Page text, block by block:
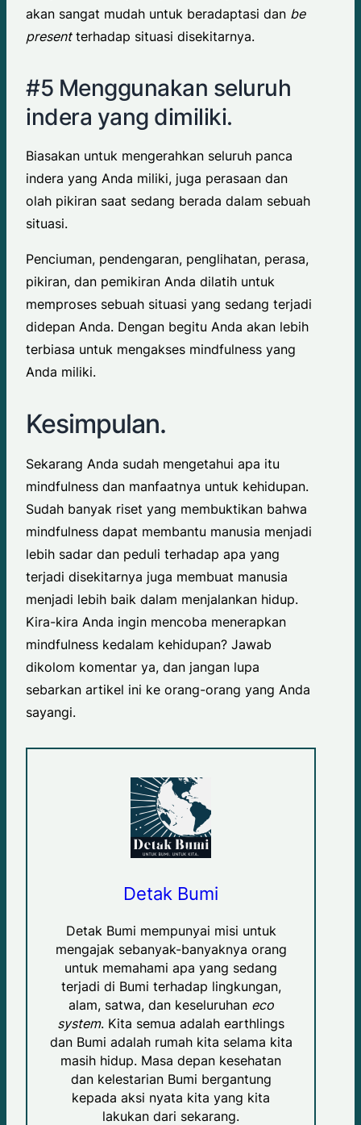
akan sangat mudah untuk beradaptasi dan be
presentterhadap situasi disekitarnya.
#5 Menggunakan seluruh
indera yang dimiliki.
Biasakan untuk mengerahkan seluruh panca
indera yang Anda miliki, juga perasaan dan
olah pikiran saat sedang berada dalam sebuah
situasi.
Penciuman, pendengaran, penglihatan, perasa,
pikiran, dan pemikiran Anda dilatih untuk
memproses sebuah situasi yang sedang terjadi
didepan Anda. Dengan begitu Anda akan lebih
terbiasa untuk mengakses mindfulness yang
Anda miliki.
Kesimpulan.
Sekarang Anda sudah mengetahui apa itu
mindfulness dan manfaatnya untuk kehidupan.
Sudah banyak riset yang membuktikan bahwa
mindfulness dapat membantu manusia menjadi
lebih sadar dan peduli terhadap apa yang
terjadi disekitarnya juga membuat manusia
menjadi lebih baik dalam menjalankan hidup.
Kira-kira Anda ingin mencoba menerapkan
mindfulness kedalam kehidupan? Jawab
dikolom komentar ya, dan jangan lupa
sebarkan artikel ini ke orang-orang yang Anda
sayangi.
Detak Bumi
Detak Bumi mempunyai misi untuk
mengajak sebanyak-banyaknya orang
untuk memahami apa yang sedang
terjadi di Bumi terhadap lingkungan,
alam, satwa, dan keseluruhan eco
system. Kita semua adalah earthlings
dan Bumi adalah rumah kita selama kita
masih hidup. Masa depan kesehatan
dan kelestarian Bumi bergantung
kepada aksi nyata kita yang kita
lakukan dari sekarang.